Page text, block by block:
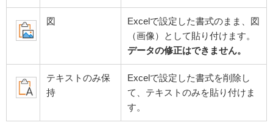
図
Excelで設定した書式のまま、図
（画像）として貼り付けます。
データの修正はできません。
テキストのみ保
持
Excelで設定した書式を削除し
て、テキストのみを貼り付けま
す。